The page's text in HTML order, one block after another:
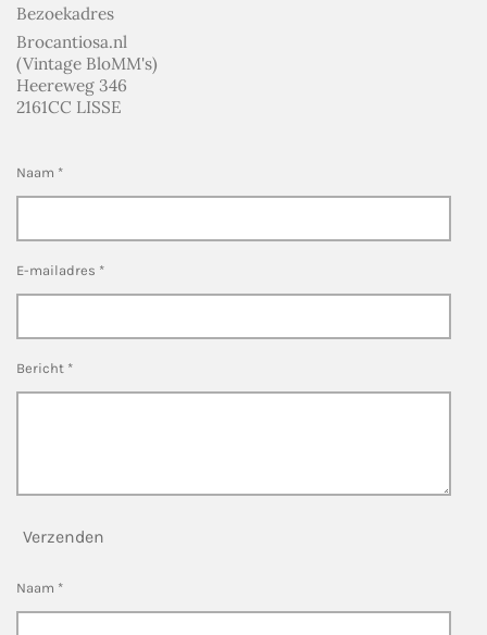
Bezoekadres
Brocantiosa.nl
(Vintage BloMM's)
Heereweg 346
2161CC LISSE
Naam *
E-mailadres *
Bericht *
Verzenden
Naam *